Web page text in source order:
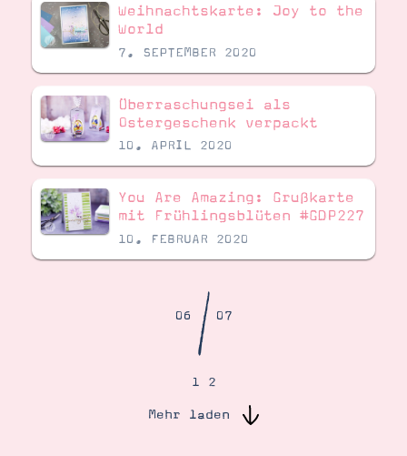
Demonstrator werden
Blog
Gutscheine
Produkte erklärt
Über Stampin’ Up!
Tipps & Tricks
Ordnungstipps
Weihnachtskarte: Joy to the
World
7. SEPTEMBER 2020
Überraschungsei als
Ostergeschenk verpackt
10. APRIL 2020
You Are Amazing: Grußkarte
mit Frühlingsblüten #GDP227
10. FEBRUAR 2020
06/07
1 2
Mehr laden